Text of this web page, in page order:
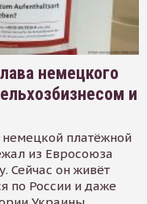
немецкого
и
платёжной
из Евросоюза
Сейчас он живёт
по России и даже